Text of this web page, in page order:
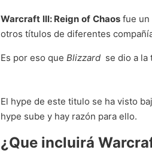
Warcraft lll: Reign of Chaos fue
otros títulos de diferentes
Es por eso que Blizzard se dio a
El hype de este titulo se ha visto
hype sube y hay razón para ello.
¿Que incluirá